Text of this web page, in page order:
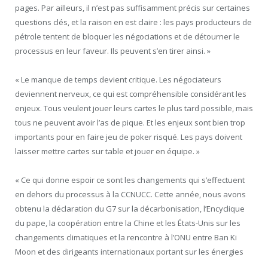
pages. Par ailleurs, il n’est pas suffisamment précis sur certaines
questions clés, et la raison en est claire : les pays producteurs de
pétrole tentent de bloquer les négociations et de détourner le
processus en leur faveur. Ils peuvent s’en tirer ainsi. »
« Le manque de temps devient critique. Les négociateurs
deviennent nerveux, ce qui est compréhensible considérant les
enjeux. Tous veulent jouer leurs cartes le plus tard possible, mais
tous ne peuvent avoir l’as de pique. Et les enjeux sont bien trop
importants pour en faire jeu de poker risqué. Les pays doivent
laisser mettre cartes sur table et jouer en équipe. »
« Ce qui donne espoir ce sont les changements qui s’effectuent
en dehors du processus à la CCNUCC. Cette année, nous avons
obtenu la déclaration du G7 sur la décarbonisation, l’Encyclique
du pape, la coopération entre la Chine et les États-Unis sur les
changements climatiques et la rencontre à l’ONU entre Ban Ki
Moon et des dirigeants internationaux portant sur les énergies